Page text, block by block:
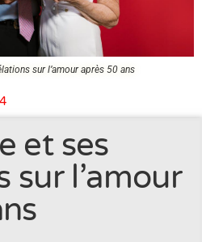
sur l’amour après 50 ans
et ses
sur l’amour